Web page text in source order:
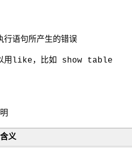
行语句所产生的错误
以用like，比如 show table
含义